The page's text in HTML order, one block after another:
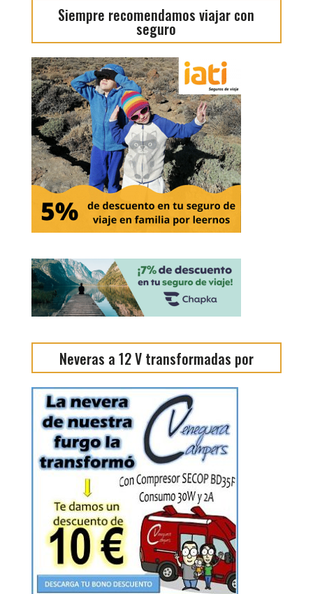
Siempre recomendamos viajar con
seguro
Neveras a 12 V transformadas por